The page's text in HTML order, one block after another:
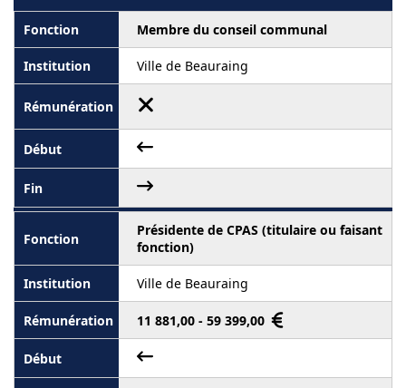
Membre du conseil communal
Ville de Beauraing
Présidente de CPAS (titulaire ou faisant
fonction)
Ville de Beauraing
11 881,00 - 59 399,00